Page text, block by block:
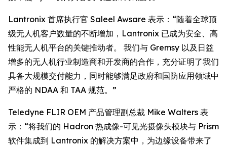
Lantronix 首席执行官 Saleel Awsare 表示：“随着全球顶
级无人机客户数量的不断增加，Lantronix 已成为安全、高
性能无人机平台的关键推动者。 我们与 Gremsy 以及日益
增多的无人机行业制造商和开发商的合作，充分证明了我们
具备大规模交付能力，同时能够满足政府和国防应用领域中
严格的 NDAA 和 TAA 规范。”
Teledyne FLIR OEM 产品管理副总裁 Mike Walters 表
示：“将我们的 Hadron 热成像-可见光摄像头模块与 Prism
软件集成到 Lantronix 的解决方案中，为边缘设备带来了